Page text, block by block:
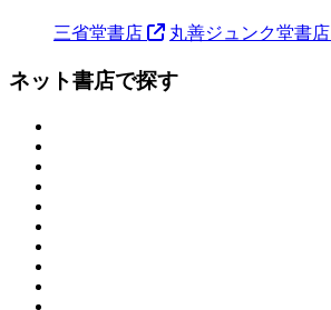
三省堂書店 丸善ジュンク堂書店
ネット書店で探す